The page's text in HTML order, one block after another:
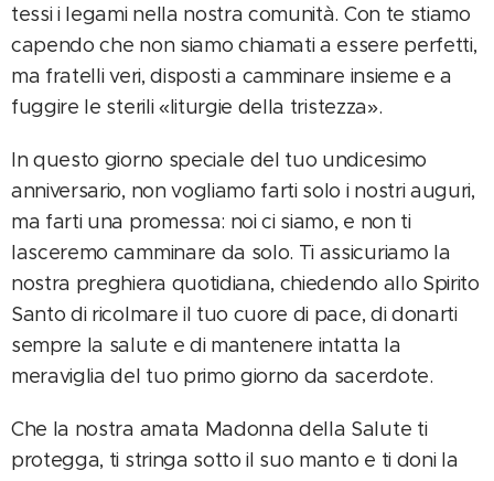
tessi i legami nella nostra comunità. Con te stiamo
capendo che non siamo chiamati a essere perfetti,
ma fratelli veri, disposti a camminare insieme e a
fuggire le sterili «liturgie della tristezza».
In questo giorno speciale del tuo undicesimo
anniversario, non vogliamo farti solo i nostri auguri,
ma farti una promessa: noi ci siamo, e non ti
lasceremo camminare da solo. Ti assicuriamo la
nostra preghiera quotidiana, chiedendo allo Spirito
Santo di ricolmare il tuo cuore di pace, di donarti
sempre la salute e di mantenere intatta la
meraviglia del tuo primo giorno da sacerdote.
Che la nostra amata Madonna della Salute ti
protegga, ti stringa sotto il suo manto e ti doni la